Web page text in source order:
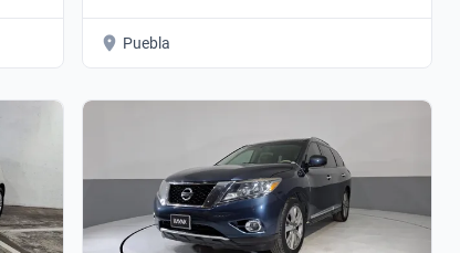
Puebla